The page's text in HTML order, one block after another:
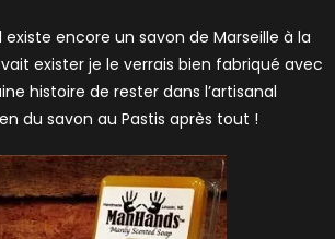
existe encore un savon de Marseille à la
exister je le verrais bien fabriqué avec
histoire de rester dans l’artisanal
du savon au Pastis après tout !